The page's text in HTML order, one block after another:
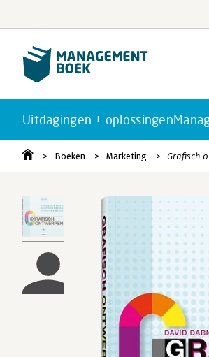
Uitdagingen + oplossingen
Boeken Marketing Grafisch